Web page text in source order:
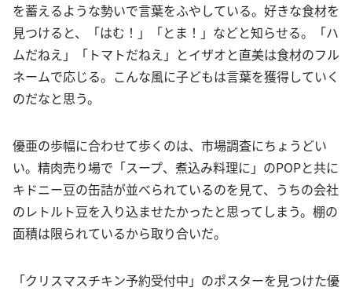
を蓄えるような勢いで言葉をふやしている。好きな食材を
見つけると、「はむ！」「とま！」などと知らせる。「ハ
ムだねえ」「トマトだねえ」とイザオと直美は食材のフル
ネームで応じる。こんな風に子どもは言葉を獲得していく
のだなと思う。
優亜の歩幅に合わせて歩くのは、市場調査にちょうどい
い。精肉売り場で「スープ、煮込み料理に」のPOPと共に
キドニー豆の缶詰が並べられているのを見て、うちの会社
のレトルト豆を入り込ませたかったと思ってしまう。棚の
面積は限られているから取り合いだ。
「クリスマスチキン予約受付中」のポスターを見つけた優